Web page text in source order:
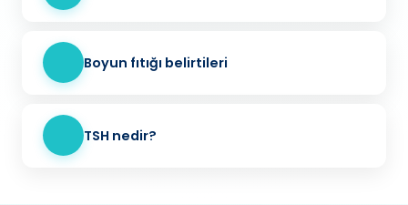
Boyun fıtığı belirtileri
TSH nedir?